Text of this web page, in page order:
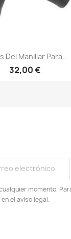
Vista rápida
Del Manillar Para...
32,00 €
momento.
el aviso legal.